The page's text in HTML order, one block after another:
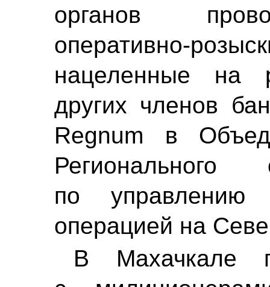
органов
оперативно-
нацеленные на
других членов
Regnum в
Регионального
по управлению
операцией на
В Махачкале